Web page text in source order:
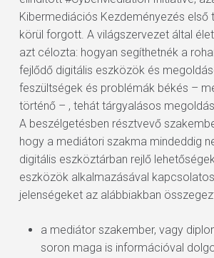
Kibermediációs Kezdeményezés első
körül forgott. A világszervezet által
azt célozta: hogyan segíthetnék a
fejlődő digitális eszközök és
feszültségek és problémák békés –
történő – , tehát tárgyalásos
A beszélgetésben résztvevő
hogy a mediátori szakma mindeddig
digitális eszköztárban rejlő
eszközök alkalmazásával
jelenségeket az alábbiakban
a mediátor szakember, vagy
soron maga is információval